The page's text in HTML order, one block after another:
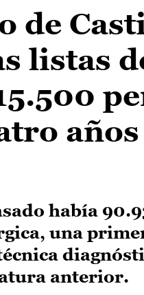
de
listas
años
había
una
anterior.